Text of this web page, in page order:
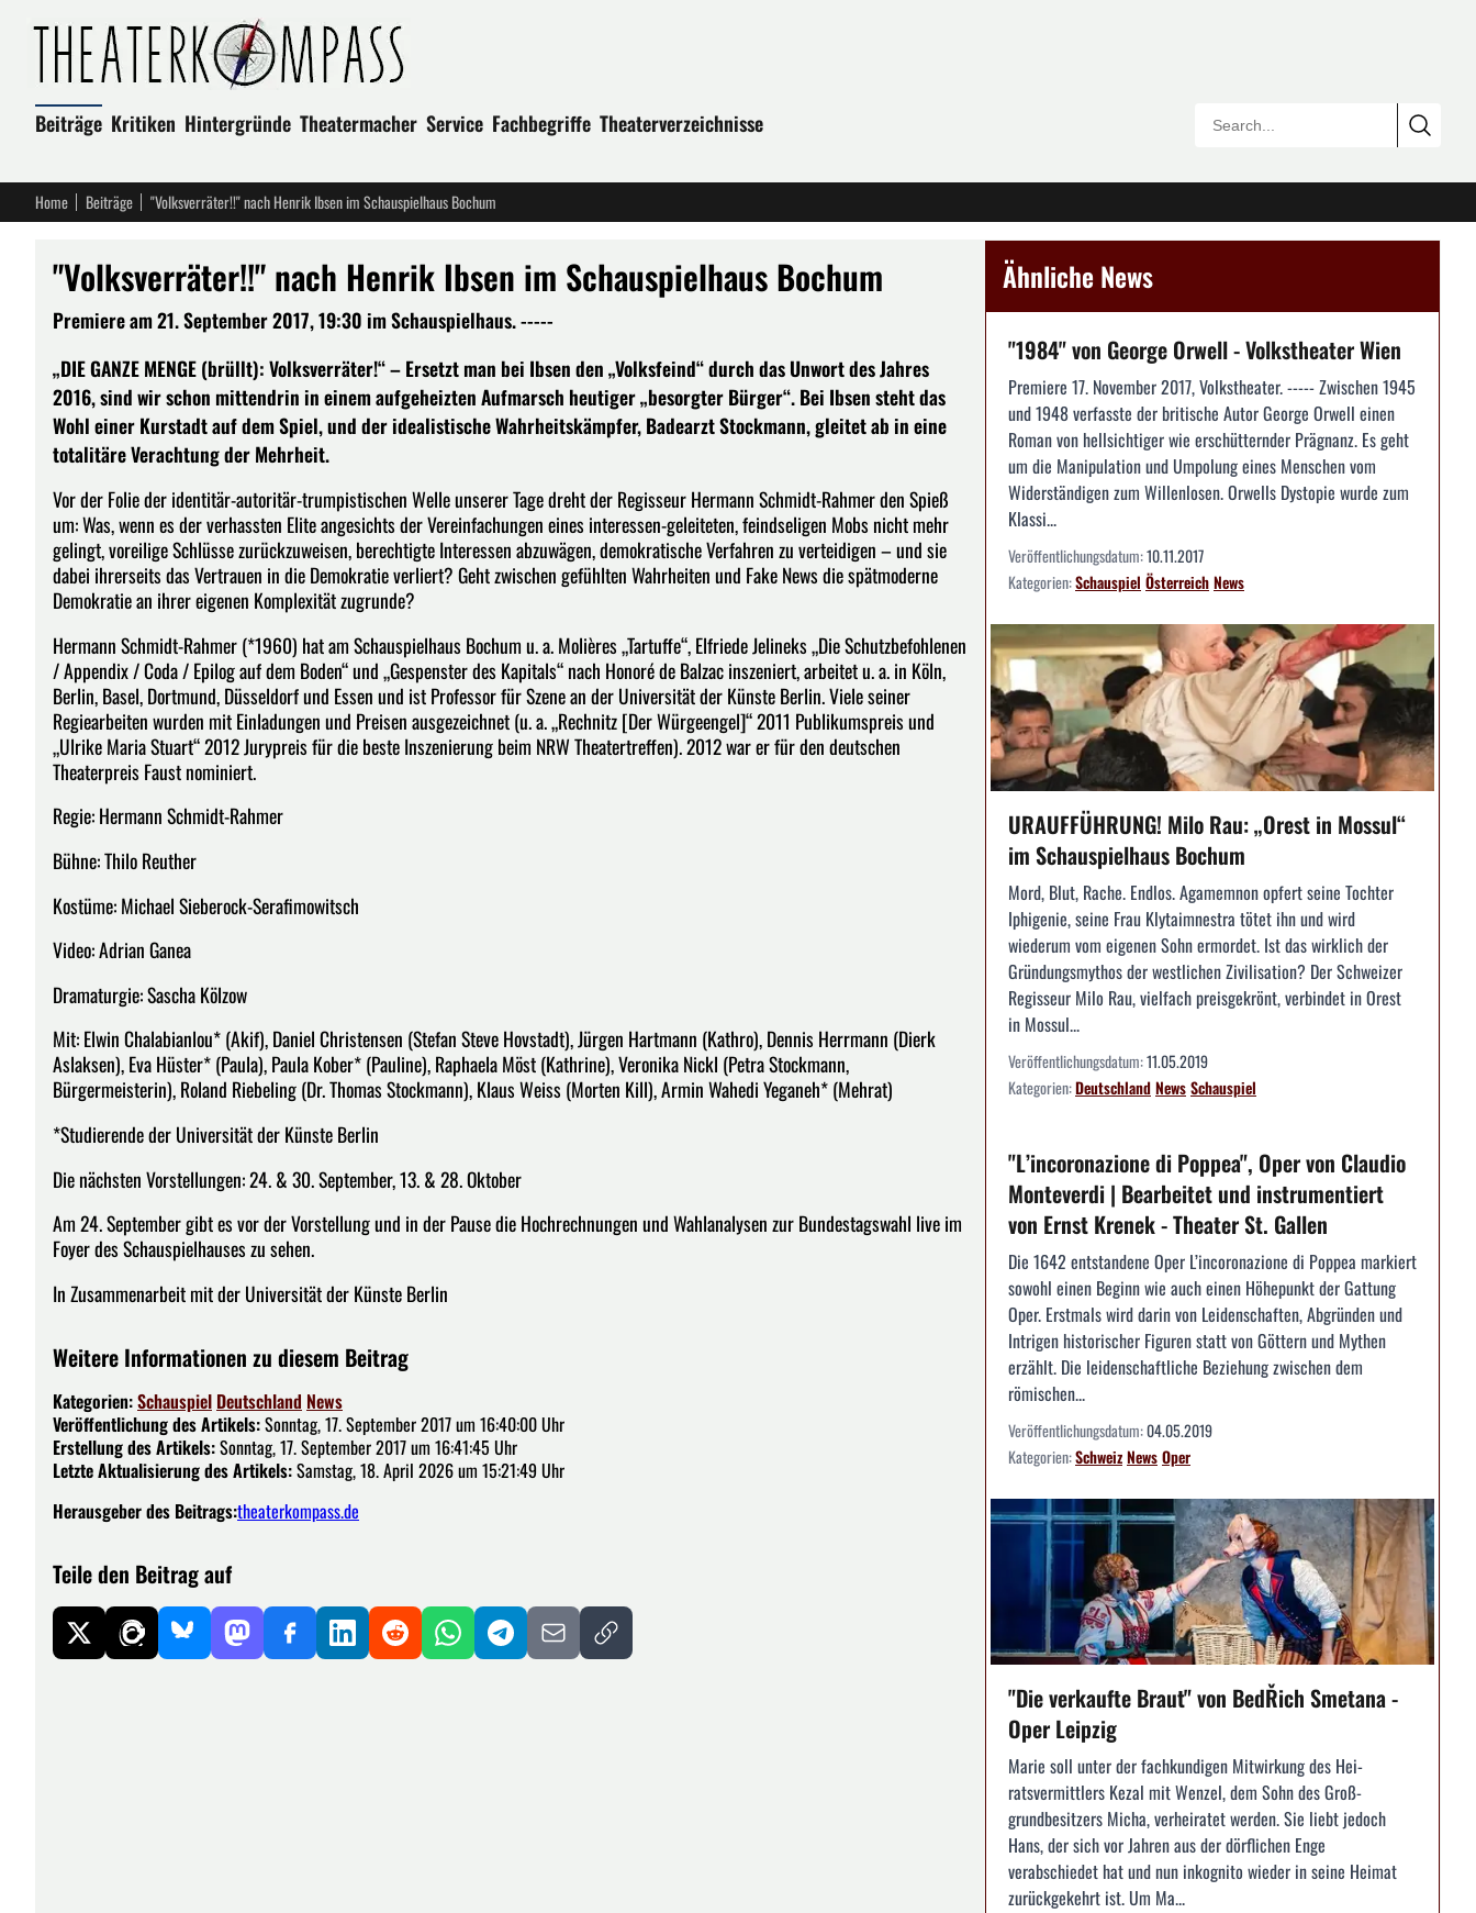
Beiträge Kritiken Hintergründe Theatermacher Service Fachbegriffe Theaterverzeichnisse
Home Beiträge "Volksverräter!!" nach Henrik Ibsen im Schauspielhaus Bochum
"Volksverräter!!" nach Henrik Ibsen im Schauspielhaus Bochum
Premiere am 21. September 2017, 19:30 im Schauspielhaus. -----
„DIE GANZE MENGE (brüllt): Volksverräter!“ – Ersetzt man bei Ibsen den „Volksfeind“ durch das Unwort des Jahres
2016, sind wir schon mittendrin in einem aufgeheizten Aufmarsch heutiger „besorgter Bürger“. Bei Ibsen steht das
Wohl einer Kurstadt auf dem Spiel, und der idealistische Wahrheitskämpfer, Badearzt Stockmann, gleitet ab in eine
totalitäre Verachtung der Mehrheit.
Vor der Folie der identitär-autoritär-trumpistischen Welle unserer Tage dreht der Regisseur Hermann Schmidt-Rahmer den Spieß
um: Was, wenn es der verhassten Elite angesichts der Vereinfachungen eines interessen-geleiteten, feindseligen Mobs nicht mehr
gelingt, voreilige Schlüsse zurückzuweisen, berechtigte Interessen abzuwägen, demokratische Verfahren zu verteidigen – und sie
dabei ihrerseits das Vertrauen in die Demokratie verliert? Geht zwischen gefühlten Wahrheiten und Fake News die spätmoderne
Demokratie an ihrer eigenen Komplexität zugrunde?
Hermann Schmidt-Rahmer (*1960) hat am Schauspielhaus Bochum u. a. Molières „Tartuffe“, Elfriede Jelineks „Die Schutzbefohlenen
/ Appendix / Coda / Epilog auf dem Boden“ und „Gespenster des Kapitals“ nach Honoré de Balzac inszeniert, arbeitet u. a. in Köln,
Berlin, Basel, Dortmund, Düsseldorf und Essen und ist Professor für Szene an der Universität der Künste Berlin. Viele seiner
Regiearbeiten wurden mit Einladungen und Preisen ausgezeichnet (u. a. „Rechnitz [Der Würgeengel]“ 2011 Publikumspreis und
„Ulrike Maria Stuart“ 2012 Jurypreis für die beste Inszenierung beim NRW Theatertreffen). 2012 war er für den deutschen
Theaterpreis Faust nominiert.
Regie: Hermann Schmidt-Rahmer
Bühne: Thilo Reuther
Kostüme: Michael Sieberock-Serafimowitsch
Video: Adrian Ganea
Dramaturgie: Sascha Kölzow
Mit: Elwin Chalabianlou* (Akif), Daniel Christensen (Stefan Steve Hovstadt), Jürgen Hartmann (Kathro), Dennis Herrmann (Dierk
Aslaksen), Eva Hüster* (Paula), Paula Kober* (Pauline), Raphaela Möst (Kathrine), Veronika Nickl (Petra Stockmann,
Bürgermeisterin), Roland Riebeling (Dr. Thomas Stockmann), Klaus Weiss (Morten Kill), Armin Wahedi Yeganeh* (Mehrat)
*Studierende der Universität der Künste Berlin
Die nächsten Vorstellungen: 24. & 30. September, 13. & 28. Oktober
Am 24. September gibt es vor der Vorstellung und in der Pause die Hochrechnungen und Wahlanalysen zur Bundestagswahl live im
Foyer des Schauspielhauses zu sehen.
In Zusammenarbeit mit der Universität der Künste Berlin
Weitere Informationen zu diesem Beitrag
Kategorien:Schauspiel Deutschland News
Veröffentlichung des Artikels:Sonntag, 17. September 2017 um 16:40:00 Uhr
Erstellung des Artikels:Sonntag, 17. September 2017 um 16:41:45 Uhr
Letzte Aktualisierung des Artikels:Samstag, 18. April 2026 um 15:21:49 Uhr
Herausgeber des Beitrags:theaterkompass.de
Teile den Beitrag auf
Ähnliche News
"1984" von George Orwell - Volkstheater Wien
Premiere 17. November 2017, Volkstheater. ----- Zwischen 1945
und 1948 verfasste der britische Autor George Orwell einen
Roman von hellsichtiger wie erschütternder Prägnanz. Es geht
um die Manipulation und Umpolung eines Menschen vom
Widerständigen zum Willenlosen. Orwells Dystopie wurde zum
Klassi...
Veröffentlichungsdatum:10.11.2017
Kategorien:Schauspiel ÖsterreichNews
URAUFFÜHRUNG! Milo Rau: „Orest in Mossul“
im Schauspielhaus Bochum
Mord, Blut, Rache. Endlos. Agamemnon opfert seine Tochter
Iphigenie, seine Frau Klytaimnestra tötet ihn und wird
wiederum vom eigenen Sohn ermordet. Ist das wirklich der
Gründungsmythos der westlichen Zivilisation? Der Schweizer
Regisseur Milo Rau, vielfach preisgekrönt, verbindet in Orest
in Mossul...
Veröffentlichungsdatum:11.05.2019
Kategorien:DeutschlandNewsSchauspiel
"L’incoronazione di Poppea", Oper von Claudio
Monteverdi | Bearbeitet und instrumentiert
von Ernst Krenek - Theater St. Gallen
Die 1642 entstandene Oper L’incoronazione di Poppea markiert
sowohl einen Beginn wie auch einen Höhepunkt der Gattung
Oper. Erstmals wird darin von Leidenschaften, Abgründen und
Intrigen historischer Figuren statt von Göttern und Mythen
erzählt. Die leidenschaftliche Beziehung zwischen dem
römischen...
Veröffentlichungsdatum:04.05.2019
Kategorien:SchweizNewsOper
"Die verkaufte Braut" von BedŘich Smetana -
Oper Leipzig
Marie soll unter der fachkundigen Mitwirkung des Hei­
ratsvermittlers Kezal mit Wenzel, dem Sohn des Groß­
grundbesitzers Micha, verheiratet werden. Sie liebt ­jedoch
Hans, der sich vor Jahren aus der dörfli­chen Enge
verabschiedet hat und nun inkognito ­wieder in seine Heimat
zurückgekehrt ist. Um Ma...